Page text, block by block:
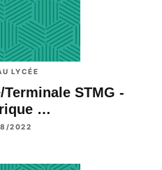
LYCÉE
STMG -
…
2022